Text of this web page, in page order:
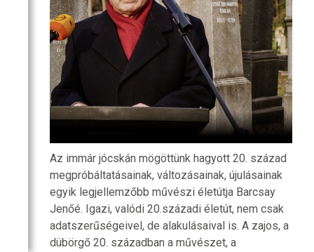
Az immár jócskán mögöttünk hagyott 20. század
megpróbáltatásainak, változásainak, újulásainak
egyik legjellemzőbb művészi életútja Barcsay
Jenőé. Igazi, valódi 20.századi életút, nem csak
adatszerűségeivel, de alakulásaival is. A zajos, a
dübörgő 20. században a művészet, a